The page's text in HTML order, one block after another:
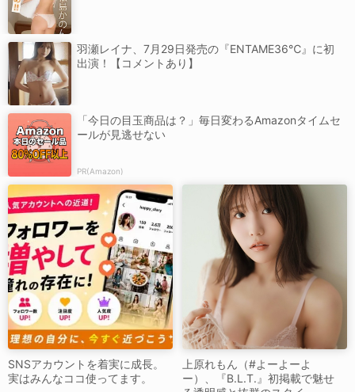
羽瀬レイナ、7月29日発売の『ENTAME36℃』に初
出演！【コメントあり】
「今日の目玉商品は？」毎日変わるAmazonタイムセ
ールが見逃せない
PR(Amazon)
SNSアカウントを着実に成長。
実はみんなココ使ってます。
上原れもん（#よーよーよ
ー）、『B.L.T.』初掲載で魅せ